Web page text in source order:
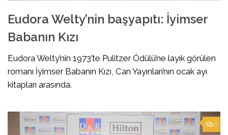
Eudora Welty’nin başyapıtı: İyimser
Babanın Kızı
Eudora Welty’nin 1973’te Pulitzer Ödülü’ne layık görülen
romanı İyimser Babanın Kızı, Can Yayınları’nın ocak ayı
kitapları arasında.
0